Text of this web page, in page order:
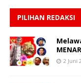
PILIHAN REDAKSI
2 Juni